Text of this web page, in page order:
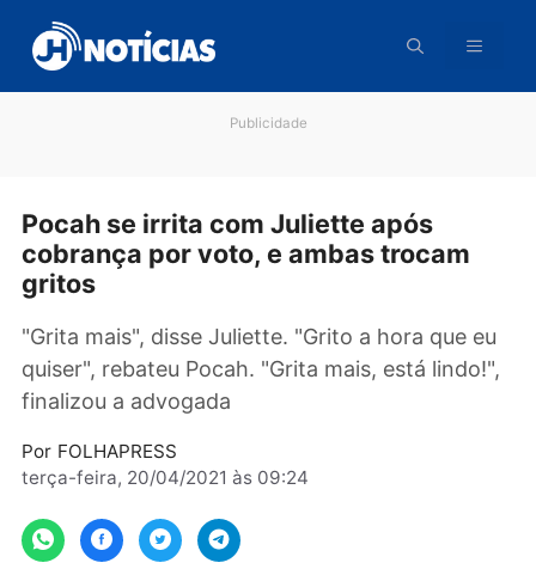
para
conteúdo
Pocah se irrita com Juliette após
cobrança por voto, e ambas trocam
"Grita mais", disse Juliette. "Grito a hora que
quiser", rebateu Pocah. "Grita mais, está
finalizou a advogada
terça-feira, 20/04/2021 às 09:24